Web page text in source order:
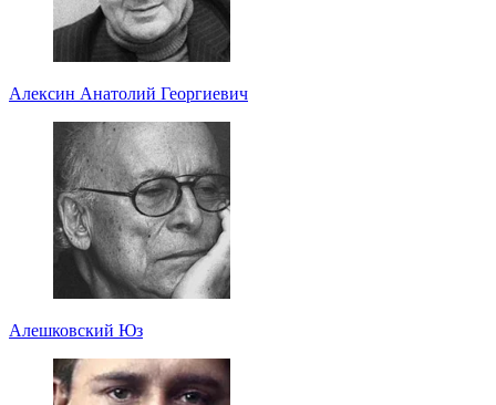
Алексин Анатолий Георгиевич
Алешковский Юз